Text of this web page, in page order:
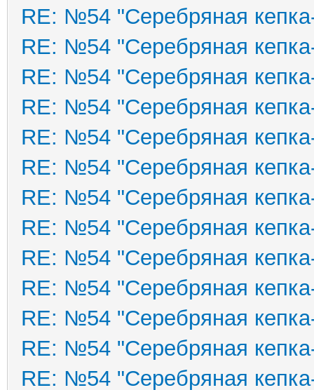
RE: №54 "Серебряная
RE: №54 "Серебряная
RE: №54 "Серебряная
RE: №54 "Серебряная
RE: №54 "Серебряная
RE: №54 "Серебряная
RE: №54 "Серебряная
RE: №54 "Серебряная
RE: №54 "Серебряная
RE: №54 "Серебряная
RE: №54 "Серебряная
RE: №54 "Серебряная
RE: №54 "Серебряная